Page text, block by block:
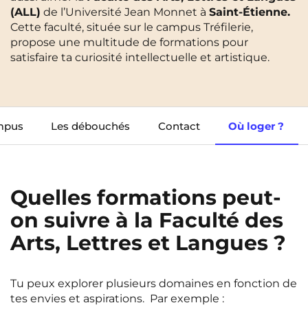
Chambéry NEW! Dijon
Gradignan Grenoble
Lille Limoges
Nantes Nîmes
Noisy-Le-Grand Orly
Palaiseau Paris
Rennes Rouen
FR
EN
Instagram
TikTokFacebookYouTubeLinkedIn
(ALL) de l’Université Jean Monnet à Saint-Étienne.
Cette faculté, située sur le campus Tréfilerie,
propose une multitude de formations pour
satisfaire ta curiosité intellectuelle et artistique.
Les débouchés Contact Où loger ?
Quelles formations peut-
on suivre à la Faculté des
Arts, Lettres et Langues ?
Tu peux explorer plusieurs domaines en fonction de
tes envies et aspirations. Par exemple :